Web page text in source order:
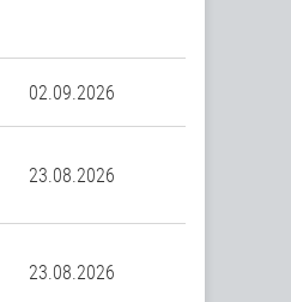
02.09.2026
23.08.2026
23.08.2026